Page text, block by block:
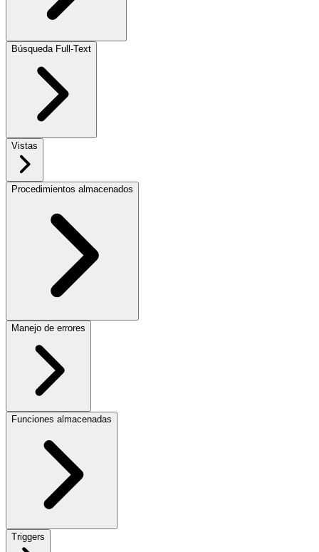
Búsqueda Full-Text
Vistas
Procedimientos almacenados
Manejo de errores
Funciones almacenadas
Triggers